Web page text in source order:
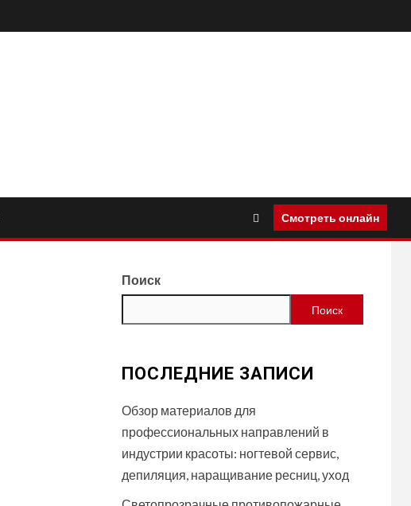
Смотреть онлайн
Поиск
Поиск
ПОСЛЕДНИЕ ЗАПИСИ
Обзор материалов для
профессиональных направлений в
индустрии красоты: ногтевой сервис,
депиляция, наращивание ресниц, уход